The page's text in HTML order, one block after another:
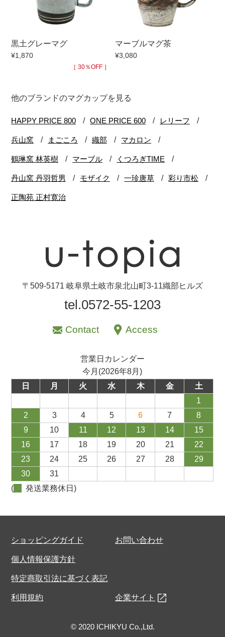
黒土グレーマグ
¥1,870
［ 30％OFF ］
マーブルマグ茶
¥3,080
他のブランドのマグカップを見る
〒509-5171 岐阜県土岐市泉北山町3-11織部ヒルズ
tel.0572-55-1203
Contact Access
営業日カレンダー
今月(2026年8月)
日
月 火 水 木 金
土
1
2
3 4 5 6 7
8
9
10 11 12 13 14
15
16
17 18 19 20 21
22
23
24 25 26 27 28
29
30
31
(
発送業務休日)
ショッピングガイド お問い合わせ
個人情報保護方針
特定商取引法に基づく表記
利用規約 企業サイト
© 2020 ICHIKYU Co.,Ltd.